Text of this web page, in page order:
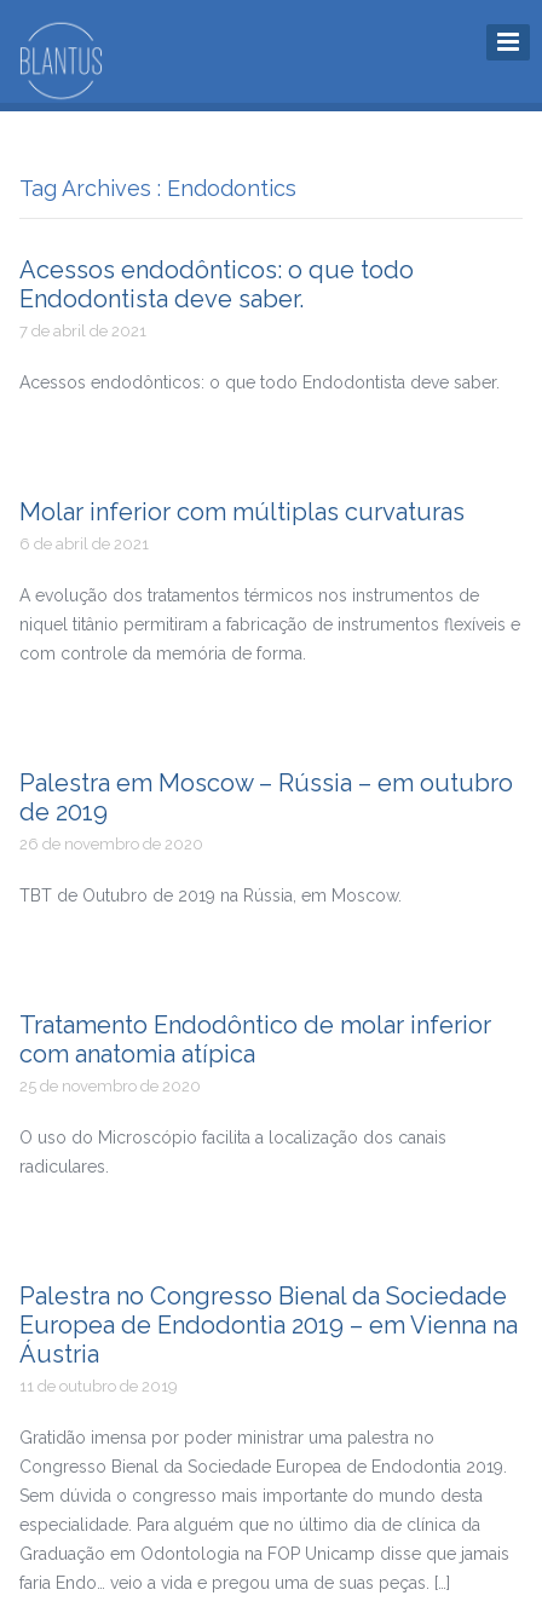
Tag Archives : Endodontics
Acessos endodônticos: o que todo
Endodontista deve saber.
7 de abril de 2021
Acessos endodônticos: o que todo Endodontista deve saber.
Molar inferior com múltiplas curvaturas
6 de abril de 2021
A evolução dos tratamentos térmicos nos instrumentos de
niquel titânio permitiram a fabricação de instrumentos flexíveis e
com controle da memória de forma.
Palestra em Moscow – Rússia – em outubro
de 2019
26 de novembro de 2020
TBT de Outubro de 2019 na Rússia, em Moscow.
Tratamento Endodôntico de molar inferior
com anatomia atípica
25 de novembro de 2020
O uso do Microscópio facilita a localização dos canais
radiculares.
Palestra no Congresso Bienal da Sociedade
Europea de Endodontia 2019 – em Vienna na
Áustria
11 de outubro de 2019
Gratidão imensa por poder ministrar uma palestra no
Congresso Bienal da Sociedade Europea de Endodontia 2019.
Sem dúvida o congresso mais importante do mundo desta
especialidade. Para alguém que no último dia de clínica da
Graduação em Odontologia na FOP Unicamp disse que jamais
faria Endo… veio a vida e pregou uma de suas peças. […]